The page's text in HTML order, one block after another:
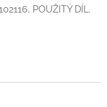
POUŽITÝ DÍL.